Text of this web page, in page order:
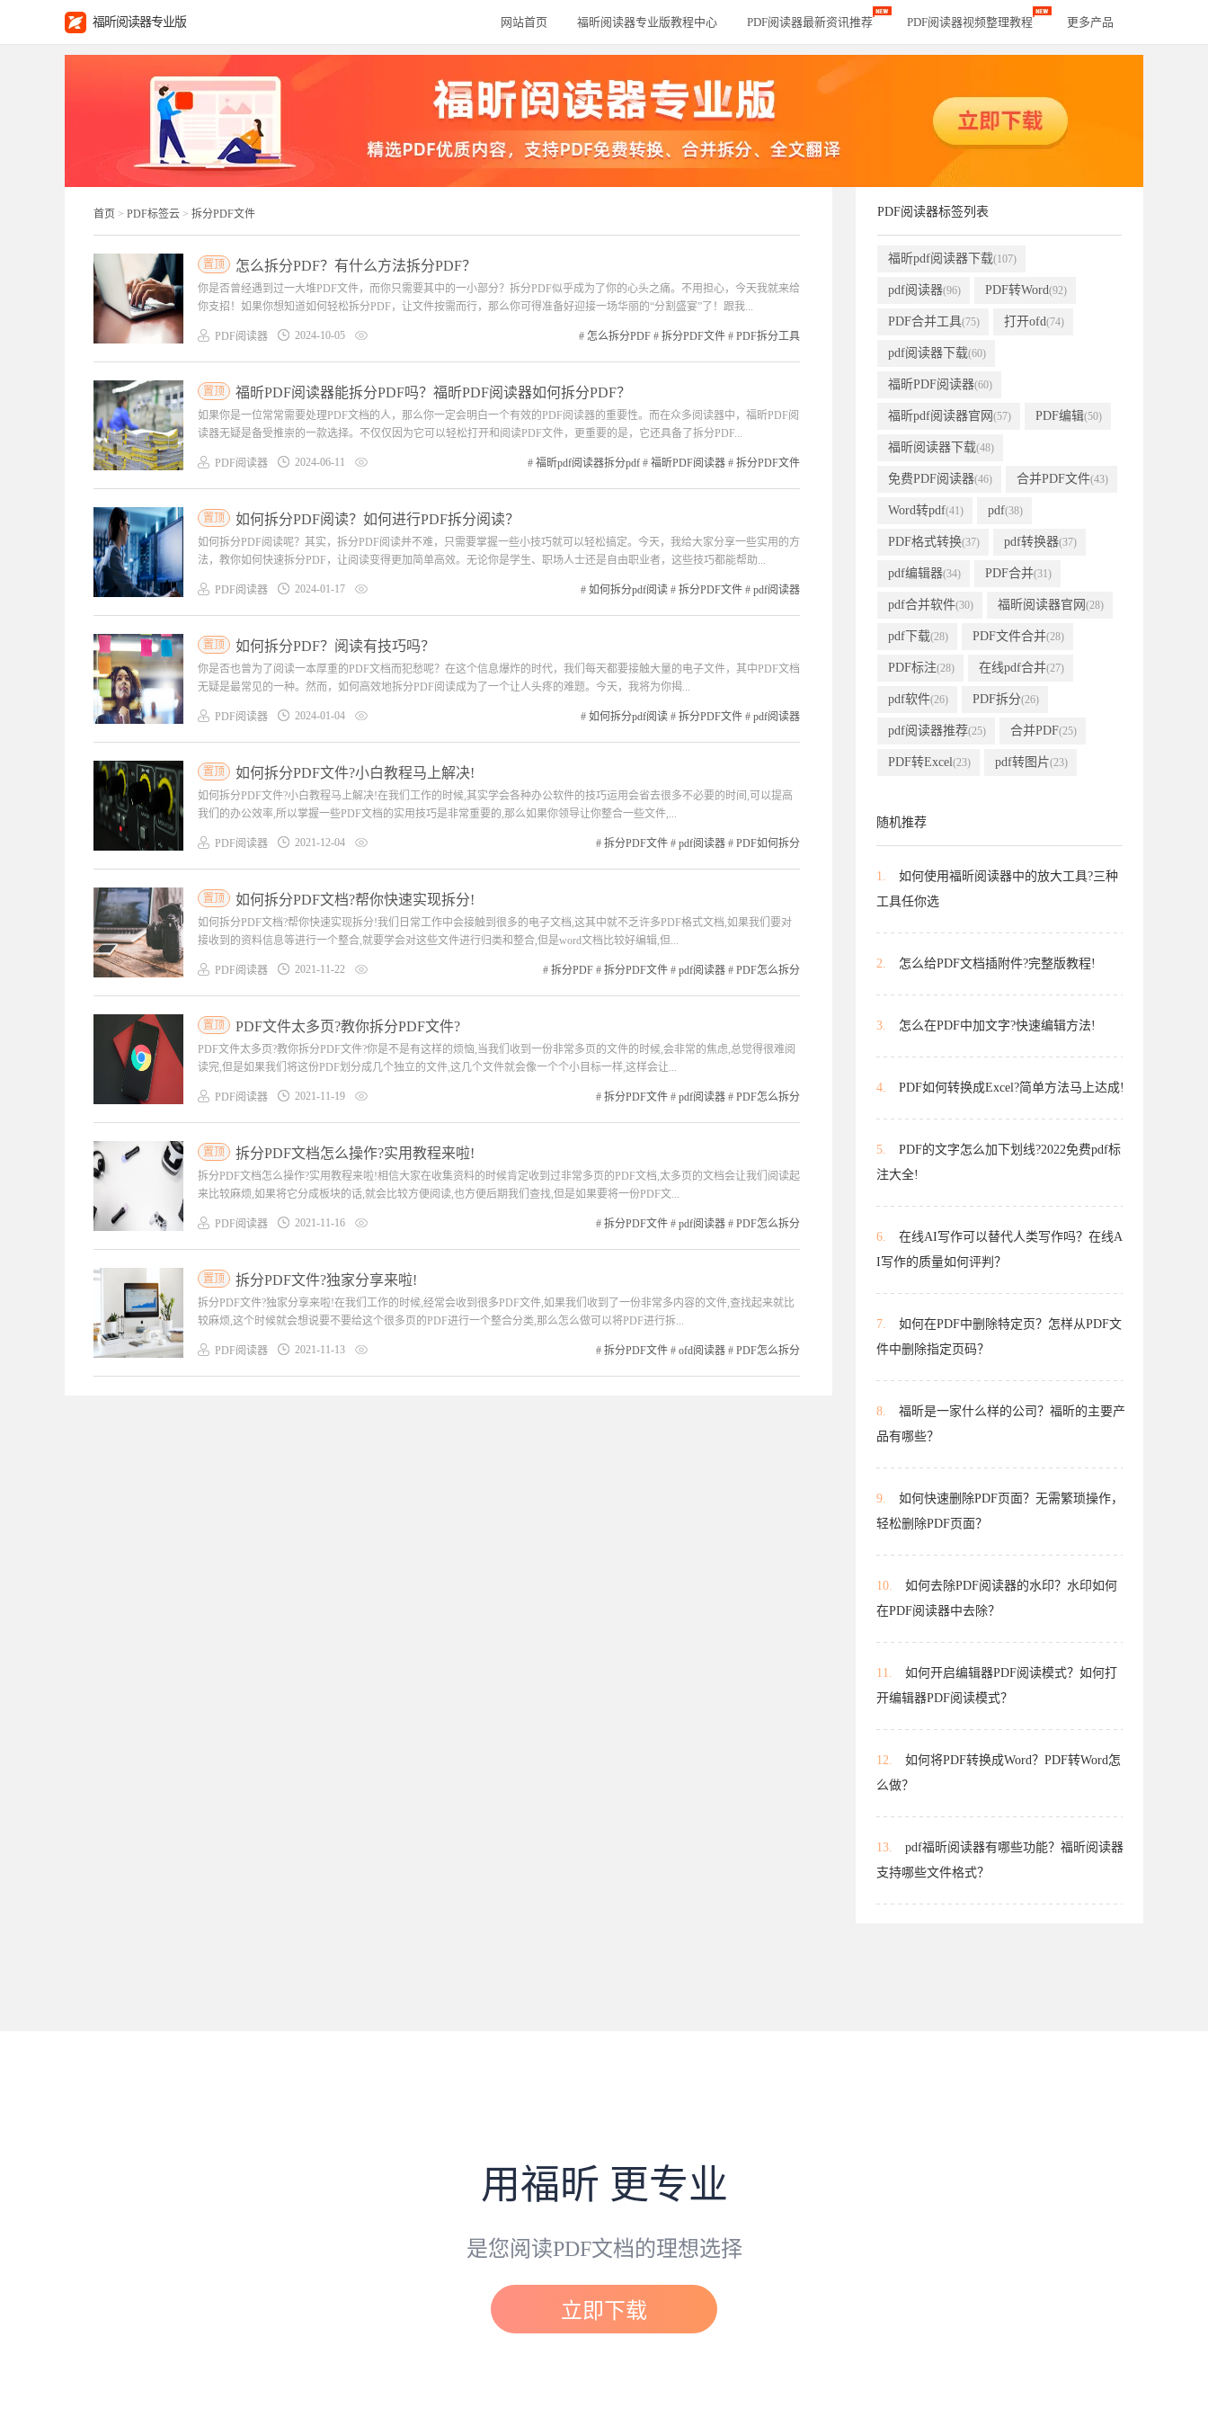
福昕阅读器专业版 网站首页 福昕阅读器专业版教程中心 PDF阅读器最新资讯推荐 PDF阅读器视频整理教程 更多产品
首页 > PDF标签云 > 拆分PDF文件
置顶 怎么拆分PDF？有什么方法拆分PDF？
你是否曾经遇到过一大堆PDF文件，而你只需要其中的一小部分？拆分PDF似乎成为了你的心头之痛。不用担心，今天我就来给
你支招！如果你想知道如何轻松拆分PDF，让文件按需而行，那么你可得准备好迎接一场华丽的“分割盛宴”了！跟我...
PDF阅读器 2024-10-05 # 怎么拆分PDF # 拆分PDF文件 # PDF拆分工具
置顶 福昕PDF阅读器能拆分PDF吗？福昕PDF阅读器如何拆分PDF？
如果你是一位常常需要处理PDF文档的人，那么你一定会明白一个有效的PDF阅读器的重要性。而在众多阅读器中，福昕PDF阅
读器无疑是备受推崇的一款选择。不仅仅因为它可以轻松打开和阅读PDF文件，更重要的是，它还具备了拆分PDF...
PDF阅读器 2024-06-11 # 福昕pdf阅读器拆分pdf # 福昕PDF阅读器 # 拆分PDF文件
置顶 如何拆分PDF阅读？如何进行PDF拆分阅读？
如何拆分PDF阅读呢？其实，拆分PDF阅读并不难，只需要掌握一些小技巧就可以轻松搞定。今天，我给大家分享一些实用的方
法，教你如何快速拆分PDF，让阅读变得更加简单高效。无论你是学生、职场人士还是自由职业者，这些技巧都能帮助...
PDF阅读器 2024-01-17 # 如何拆分pdf阅读 # 拆分PDF文件 # pdf阅读器
置顶 如何拆分PDF？阅读有技巧吗？
你是否也曾为了阅读一本厚重的PDF文档而犯愁呢？在这个信息爆炸的时代，我们每天都要接触大量的电子文件，其中PDF文档
无疑是最常见的一种。然而，如何高效地拆分PDF阅读成为了一个让人头疼的难题。今天，我将为你揭...
PDF阅读器 2024-01-04 # 如何拆分pdf阅读 # 拆分PDF文件 # pdf阅读器
置顶 如何拆分PDF文件?小白教程马上解决!
如何拆分PDF文件?小白教程马上解决!在我们工作的时候,其实学会各种办公软件的技巧运用会省去很多不必要的时间,可以提高
我们的办公效率,所以掌握一些PDF文档的实用技巧是非常重要的,那么如果你领导让你整合一些文件,...
PDF阅读器 2021-12-04 # 拆分PDF文件 # pdf阅读器 # PDF如何拆分
置顶 如何拆分PDF文档?帮你快速实现拆分!
如何拆分PDF文档?帮你快速实现拆分!我们日常工作中会接触到很多的电子文档,这其中就不乏许多PDF格式文档,如果我们要对
接收到的资料信息等进行一个整合,就要学会对这些文件进行归类和整合,但是word文档比较好编辑,但...
PDF阅读器 2021-11-22 # 拆分PDF # 拆分PDF文件 # pdf阅读器 # PDF怎么拆分
置顶 PDF文件太多页?教你拆分PDF文件?
PDF文件太多页?教你拆分PDF文件?你是不是有这样的烦恼,当我们收到一份非常多页的文件的时候,会非常的焦虑,总觉得很难阅
读完,但是如果我们将这份PDF划分成几个独立的文件,这几个文件就会像一个个小目标一样,这样会让...
PDF阅读器 2021-11-19 # 拆分PDF文件 # pdf阅读器 # PDF怎么拆分
置顶 拆分PDF文档怎么操作?实用教程来啦!
拆分PDF文档怎么操作?实用教程来啦!相信大家在收集资料的时候肯定收到过非常多页的PDF文档,太多页的文档会让我们阅读起
来比较麻烦,如果将它分成板块的话,就会比较方便阅读,也方便后期我们查找,但是如果要将一份PDF文...
PDF阅读器 2021-11-16 # 拆分PDF文件 # pdf阅读器 # PDF怎么拆分
置顶 拆分PDF文件?独家分享来啦!
拆分PDF文件?独家分享来啦!在我们工作的时候,经常会收到很多PDF文件,如果我们收到了一份非常多内容的文件,查找起来就比
较麻烦,这个时候就会想说要不要给这个很多页的PDF进行一个整合分类,那么怎么做可以将PDF进行拆...
PDF阅读器 2021-11-13 # 拆分PDF文件 # ofd阅读器 # PDF怎么拆分
PDF阅读器标签列表
福昕pdf阅读器下载(107)
pdf阅读器(96) PDF转Word(92)
PDF合并工具(75) 打开ofd(74)
pdf阅读器下载(60)
福昕PDF阅读器(60)
福昕pdf阅读器官网 (57) PDF编辑(50)
福昕阅读器下载(48)
免费PDF阅读器(46) 合并PDF文件(43)
Word转pdf(41) pdf(38)
PDF格式转换(37) pdf转换器(37)
pdf编辑器(34) PDF合并(31)
pdf合并软件(30) 福昕阅读器官网 (28)
pdf下载(28) PDF文件合并(28)
PDF标注(28) 在线pdf合并(27)
pdf软件(26) PDF拆分(26)
pdf阅读器推荐(25) 合并PDF(25)
PDF转Excel(23) pdf转图片(23)
随机推荐
1.
如何使用福昕阅读器中的放大工具?三种
工具任你选
2. 怎么给PDF文档插附件?完整版教程!
3. 怎么在PDF中加文字?快速编辑方法!
4. PDF如何转换成Excel?简单方法马上达成!
5.
PDF的文字怎么加下划线?2022免费pdf标
注大全!
6.
在线AI写作可以替代人类写作吗？在线A
I写作的质量如何评判？
7.
如何在PDF中删除特定页？怎样从PDF文
件中删除指定页码？
8.
福昕是一家什么样的公司？福昕的主要产
品有哪些？
9.
如何快速删除PDF页面？无需繁琐操作，
轻松删除PDF页面？
10.
如何去除PDF阅读器的水印？水印如何
在PDF阅读器中去除？
11.
如何开启编辑器PDF阅读模式？如何打
开编辑器PDF阅读模式？
12.
如何将PDF转换成Word？PDF转Word怎
么做？
13.
pdf福昕阅读器有哪些功能？福昕阅读器
支持哪些文件格式？
用福昕 更专业
是您阅读PDF文档的理想选择
立即下载